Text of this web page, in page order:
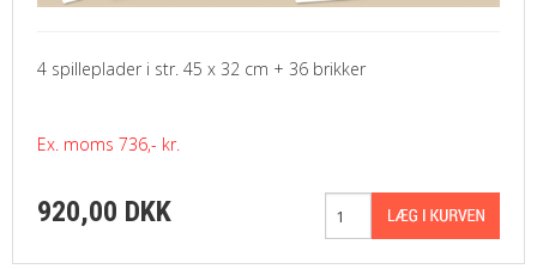
4 spilleplader i str. 45 x 32 cm + 36 brikker
Ex. moms 736,- kr.
920,00 DKK